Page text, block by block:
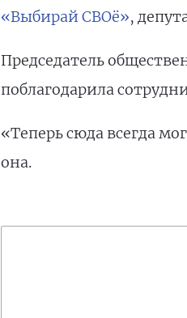
«Выбирай СВОё»,
Председатель
поблагодарила
«Теперь сюда всегда
она.